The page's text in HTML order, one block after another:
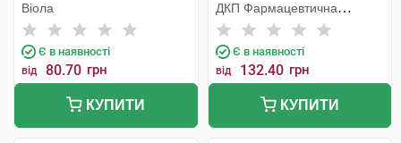
Віола
Є в наявності
від 80.70 грн
КУПИТИ
ДКП Фармацевтична
фабрика
Є в наявності
від 132.40 грн
КУПИТИ